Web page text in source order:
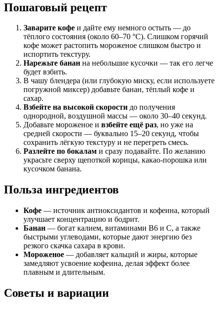
Пошаговый рецепт
Заварите кофе и дайте ему немного остыть — до
тёплого состояния (около 60–70 °C). Слишком горячий
кофе может растопить мороженое слишком быстро и
испортить текстуру.
Нарежьте банан на небольшие кусочки — так его легче
будет взбить.
В чашу блендера (или глубокую миску, если используете
погружной миксер) добавьте банан, тёплый кофе и
сахар.
Взбейте на высокой скорости до получения
однородной, воздушной массы — около 30–40 секунд.
Добавьте мороженое и взбейте ещё раз, но уже на
средней скорости — буквально 15–20 секунд, чтобы
сохранить лёгкую текстуру и не перегреть смесь.
Разлейте по бокалам и сразу подавайте. По желанию
украсьте сверху щепоткой корицы, какао-порошка или
кусочком банана.
Польза ингредиентов
Кофе — источник антиоксидантов и кофеина, который
улучшает концентрацию и бодрит.
Банан — богат калием, витаминами B6 и C, а также
быстрыми углеводами, которые дают энергию без
резкого скачка сахара в крови.
Мороженое — добавляет кальций и жиры, которые
замедляют усвоение кофеина, делая эффект более
плавным и длительным.
Советы и вариации